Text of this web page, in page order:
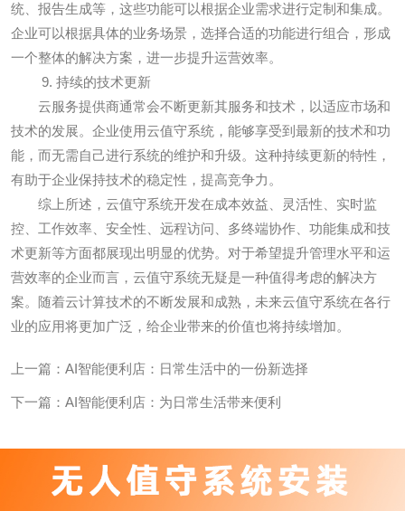
统、报告生成等，这些功能可以根据企业需求进行定制和集成。
企业可以根据具体的业务场景，选择合适的功能进行组合，形成
一个整体的解决方案，进一步提升运营效率。
9. 持续的技术更新
云服务提供商通常会不断更新其服务和技术，以适应市场和
技术的发展。企业使用云值守系统，能够享受到最新的技术和功
能，而无需自己进行系统的维护和升级。这种持续更新的特性，
有助于企业保持技术的稳定性，提高竞争力。
综上所述，云值守系统开发在成本效益、灵活性、实时监
控、工作效率、安全性、远程访问、多终端协作、功能集成和技
术更新等方面都展现出明显的优势。对于希望提升管理水平和运
营效率的企业而言，云值守系统无疑是一种值得考虑的解决方
案。随着云计算技术的不断发展和成熟，未来云值守系统在各行
业的应用将更加广泛，给企业带来的价值也将持续增加。
上一篇： AI智能便利店：日常生活中的一份新选择
下一篇： AI智能便利店：为日常生活带来便利